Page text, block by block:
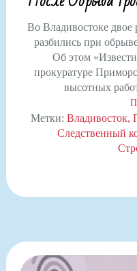
Во Владивостоке двое
разбились при
Об этом
прокуратуре
высотных
Метки: Владивосток
Следственный